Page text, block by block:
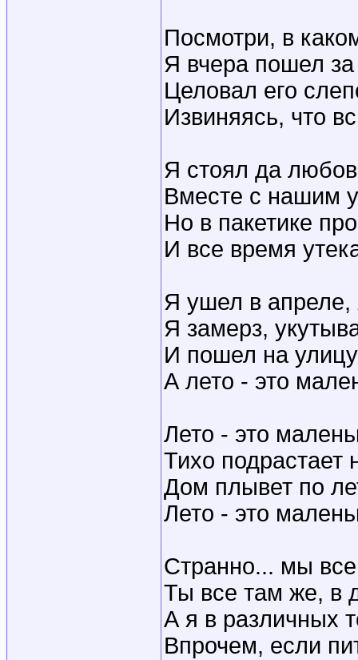
Посмотри, в
Я вчера пошел
Целовал его
Извиняясь, что
Я стоял да
Вместе с нашим
Но в пакетике
И все время
Я ушел в
Я замерз,
И пошел на улицу
А лето - это
Лето - это
Тихо подрастает
Дом плывет по
Лето - это
Странно... мы
Ты все там же, в
А я в различных
Впрочем, если